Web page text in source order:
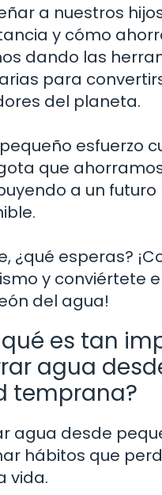
a nuestros
y cómo
dando las
para
del planeta.
esfuerzo
que
a un futuro
¿qué esperas?
y conviértete
del agua!
qué es tan
agua
temprana?
agua desde
hábitos que
vida.